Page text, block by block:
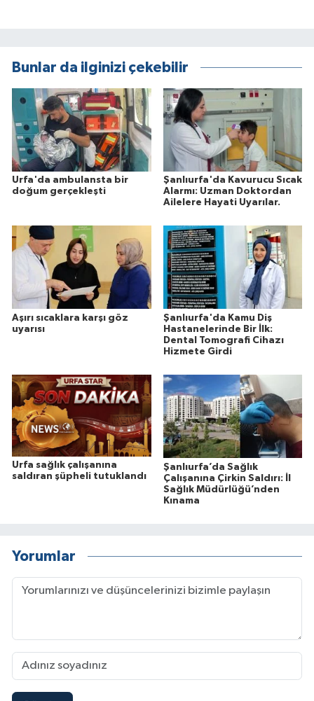
Bunlar da ilginizi çekebilir
Urfa'da ambulansta bir
doğum gerçekleşti
Şanlıurfa'da Kavurucu Sıcak
Alarmı: Uzman Doktordan
Ailelere Hayati Uyarılar.
Aşırı sıcaklara karşı göz
uyarısı
Şanlıurfa'da Kamu Diş
Hastanelerinde Bir İlk:
Dental Tomografi Cihazı
Hizmete Girdi
Urfa sağlık çalışanına
saldıran şüpheli tutuklandı
Şanlıurfa’da Sağlık
Çalışanına Çirkin Saldırı: İl
Sağlık Müdürlüğü’nden
Kınama
Yorumlar